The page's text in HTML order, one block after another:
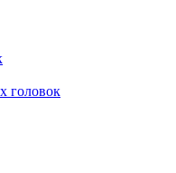
головок